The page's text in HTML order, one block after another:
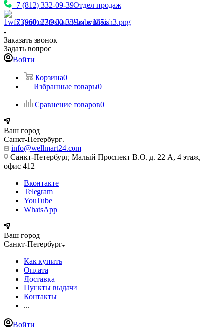
+7 (812) 332-09-39Отдел продаж
+7 (960) 230-00-33Чат в Max
Заказать звонок
Задать вопрос
Войти
Корзина0
Избранные товары0
Сравнение товаров0
Ваш город
Санкт-Петербург
info@wellmart24.com
Санкт-Петербург, Малый Проспект В.О. д. 22 А, 4 этаж,
офис 412
Вконтакте
Telegram
YouTube
WhatsApp
Ваш город
Санкт-Петербург
Как купить
Оплата
Доставка
Пункты выдачи
Контакты
...
Войти